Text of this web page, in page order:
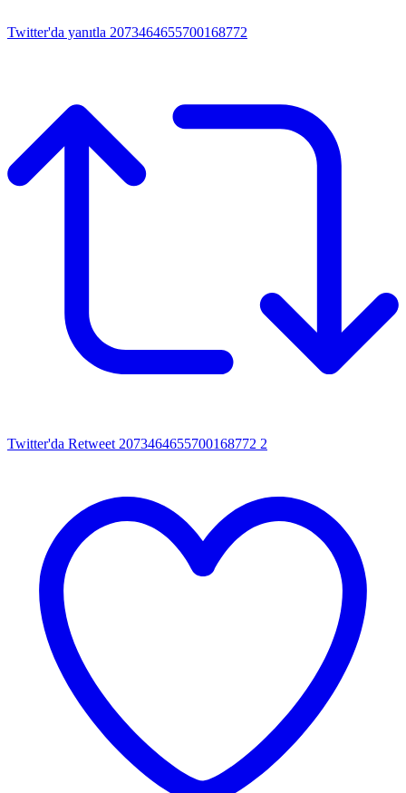
Twitter'da yanıtla 2073464655700168772
Twitter'da Retweet 2073464655700168772 2